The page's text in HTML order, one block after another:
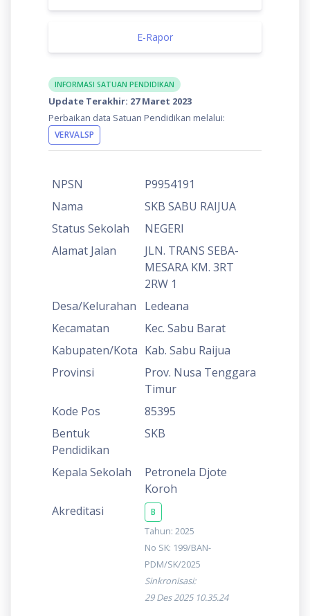
E-Rapor
INFORMASI SATUAN PENDIDIKAN
Update Terakhir: 27 Maret 2023
Perbaikan data Satuan Pendidikan melalui:
VERVALSP
NPSN
P9954191
Nama
SKB SABU RAIJUA
Status Sekolah
NEGERI
Alamat Jalan
JLN. TRANS SEBA-
MESARA KM. 3RT
2RW 1
Desa/Kelurahan
Ledeana
Kecamatan
Kec. Sabu Barat
Kabupaten/Kota Kab. Sabu Raijua
Provinsi
Prov. Nusa Tenggara
Timur
Kode Pos
85395
Bentuk
Pendidikan
SKB
Kepala Sekolah
Petronela Djote
Koroh
Akreditasi
B
Tahun: 2025
No SK: 199/BAN-
PDM/SK/2025
Sinkronisasi:
29 Des 2025 10.35.24